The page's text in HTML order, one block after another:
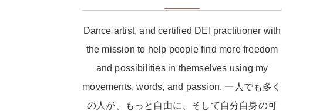
Dance artist, and certified DEI practitioner with
the mission to help people find more freedom
and possibilities in themselves using my
movements, words, and passion. 一人でも多く
の人が、もっと自由に、そして自分自身の可